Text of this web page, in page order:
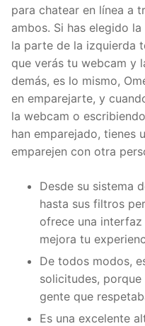
para chatear en línea a
ambos. Si has elegido
la parte de la izquierda
que verás tu webcam y
demás, es lo mismo,
en emparejarte, y
la webcam o
han emparejado, tienes
emparejen con otra
Desde su sistema
hasta sus filtros
ofrece una
mejora tu
De todos modos,
solicitudes,
gente que
Es una excelente